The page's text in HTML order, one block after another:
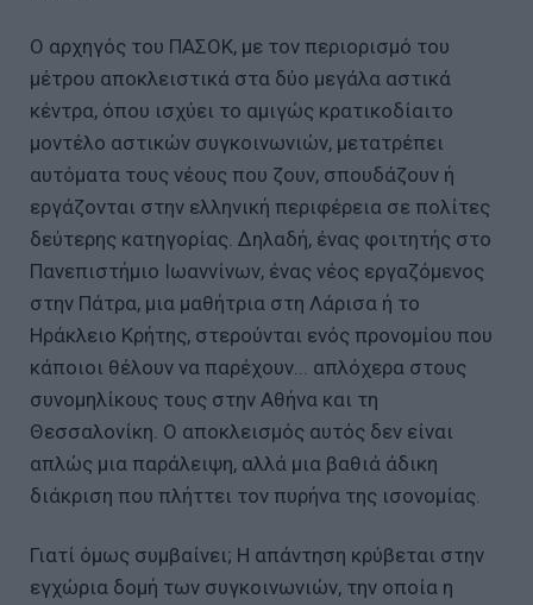
Ο αρχηγός του ΠΑΣΟΚ, με τον περιορισμό του
μέτρου αποκλειστικά στα δύο μεγάλα αστικά
κέντρα, όπου ισχύει το αμιγώς κρατικοδίαιτο
μοντέλο αστικών συγκοινωνιών, μετατρέπει
αυτόματα τους νέους που ζουν, σπουδάζουν ή
εργάζονται στην ελληνική περιφέρεια σε πολίτες
δεύτερης κατηγορίας. Δηλαδή, ένας φοιτητής στο
Πανεπιστήμιο Ιωαννίνων, ένας νέος εργαζόμενος
στην Πάτρα, μια μαθήτρια στη Λάρισα ή το
Ηράκλειο Κρήτης, στερούνται ενός προνομίου που
κάποιοι θέλουν να παρέχουν... απλόχερα στους
συνομηλίκους τους στην Αθήνα και τη
Θεσσαλονίκη. Ο αποκλεισμός αυτός δεν είναι
απλώς μια παράλειψη, αλλά μια βαθιά άδικη
διάκριση που πλήττει τον πυρήνα της ισονομίας.
Γιατί όμως συμβαίνει; Η απάντηση κρύβεται στην
εγχώρια δομή των συγκοινωνιών, την οποία η